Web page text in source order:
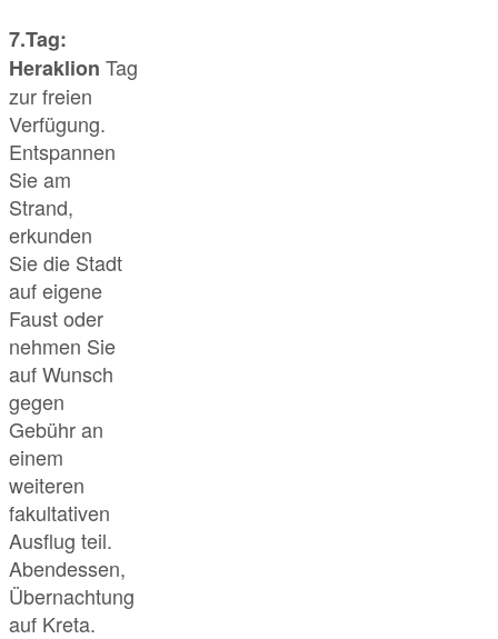
7.Tag:
Heraklion Tag
zur freien
Verfügung.
Entspannen
Sie am
Strand,
erkunden
Sie die Stadt
auf eigene
Faust oder
nehmen Sie
auf Wunsch
gegen
Gebühr an
einem
weiteren
fakultativen
Ausflug teil.
Abendessen,
Übernachtung
auf Kreta.